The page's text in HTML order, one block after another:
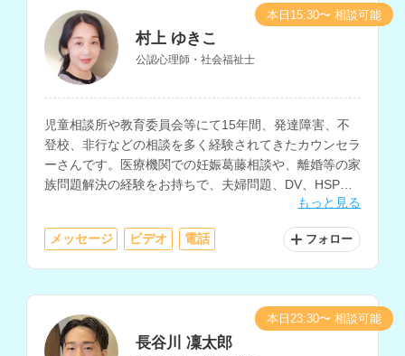
村上 ゆきこ
公認心理師・社会福祉士
児童相談所や教育委員会等にて15年間、発達障害、不
登校、非行などの相談を多く経験されてきたカウンセラ
ーさんです。医療機関での妊娠葛藤相談や、離婚等の家
族問題解決の経験をお持ちで、夫婦問題、DV、HSP、
職場の悩み、ひきこもり、うつ等のメンタルヘルスの相
もっと見る
メッセージ ビデオ 電話 フォロー
本日15:30〜 相談可能
長谷川 凜太郎
本日23:30〜 相談可能